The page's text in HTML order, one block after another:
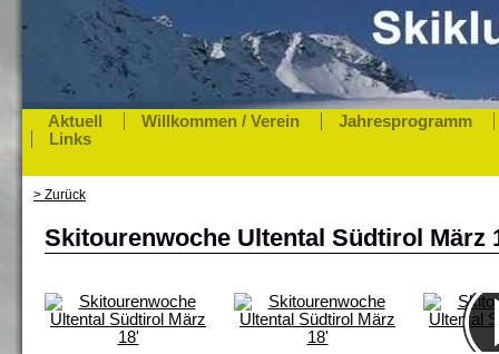
Aktuell Willkommen / Verein
Jahresprogramm
Links
> Zurück
Skitourenwoche Ultental Südtirol März